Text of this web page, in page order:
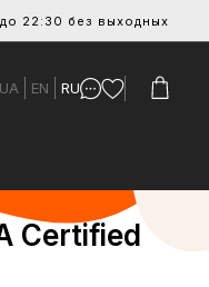
22:30 без выходных
UA EN RU
Certified